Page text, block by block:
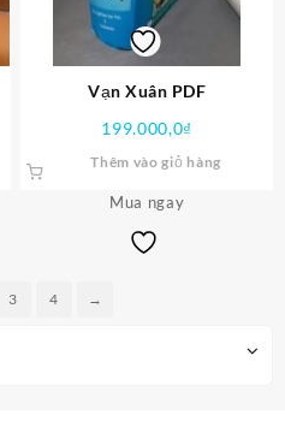
Vạn Xuân PDF
199.000,0₫
Thêm vào giỏ hàng
Mua ngay
3 4 →